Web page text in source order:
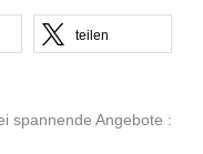
teilen
spannende Angebote :